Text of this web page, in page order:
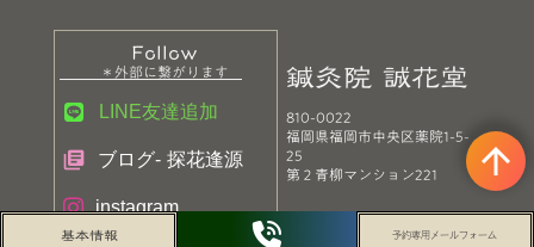
arrow_upward
Follow
＊外部に繋がります
LINE友達追加
library_books ブログ- 探花逢源
instagram
鍼灸院 誠花堂
810-0022
福岡県福岡市中央区薬院1-5-
25
第２青柳マンション221
基本情報 予約専用メールフォーム